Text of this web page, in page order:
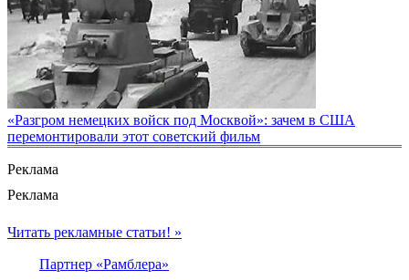
«Разгром немецких войск под Москвой»: зачем в США
перемонтировали этот советский фильм
Реклама
Реклама
Читать рекламные статьи! »
Партнер «Рамблера»